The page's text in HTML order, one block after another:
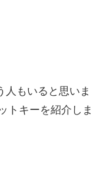
人もいると思いま
トキーを紹介しま